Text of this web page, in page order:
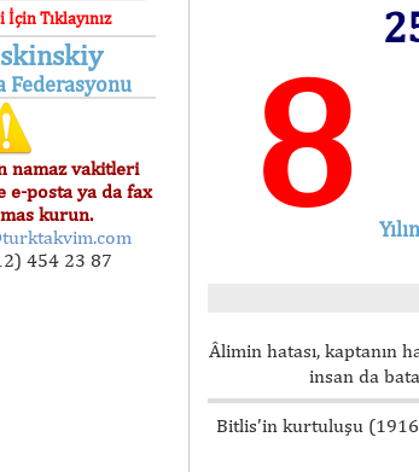
Tıklayınız
Federasyonu
namaz vakitleri
e-posta ya da fax
kurun.
454 23 87
8
Âlimin hatası, kaptanın
insan da
Bitlis’in kurtuluşu